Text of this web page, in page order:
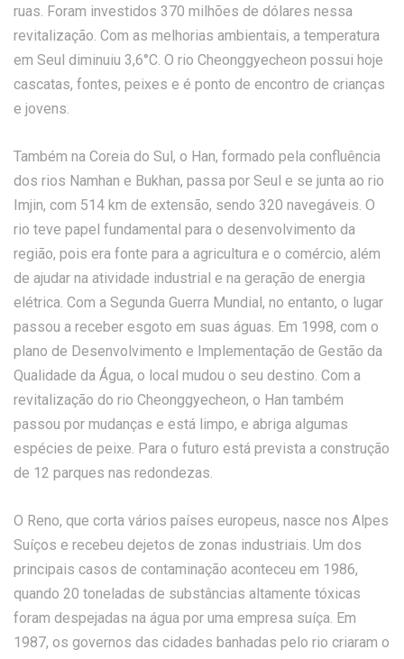
ruas. Foram investidos 370 milhões de dólares nessa
revitalização. Com as melhorias ambientais, a temperatura
em Seul diminuiu 3,6°C. O rio Cheonggyecheon possui hoje
cascatas, fontes, peixes e é ponto de encontro de crianças
e jovens.
Também na Coreia do Sul, o Han, formado pela confluência
dos rios Namhan e Bukhan, passa por Seul e se junta ao rio
Imjin, com 514 km de extensão, sendo 320 navegáveis. O
rio teve papel fundamental para o desenvolvimento da
região, pois era fonte para a agricultura e o comércio, além
de ajudar na atividade industrial e na geração de energia
elétrica. Com a Segunda Guerra Mundial, no entanto, o lugar
passou a receber esgoto em suas águas. Em 1998, com o
plano de Desenvolvimento e Implementação de Gestão da
Qualidade da Água, o local mudou o seu destino. Com a
revitalização do rio Cheonggyecheon, o Han também
passou por mudanças e está limpo, e abriga algumas
espécies de peixe. Para o futuro está prevista a construção
de 12 parques nas redondezas.
O Reno, que corta vários países europeus, nasce nos Alpes
Suíços e recebeu dejetos de zonas industriais. Um dos
principais casos de contaminação aconteceu em 1986,
quando 20 toneladas de substâncias altamente tóxicas
foram despejadas na água por uma empresa suíça. Em
1987, os governos das cidades banhadas pelo rio criaram o